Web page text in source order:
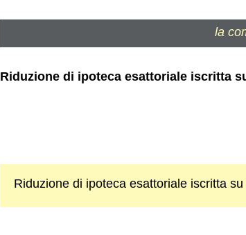
la
Riduzione di ipoteca esattoriale iscritta
Riduzione di ipoteca esattoriale iscritta